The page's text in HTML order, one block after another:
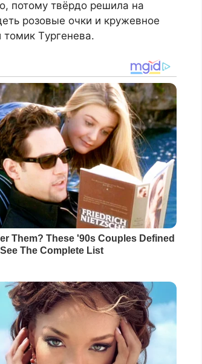
потому твёрдо решила на
розовые очки и кружевное
Tургенева.